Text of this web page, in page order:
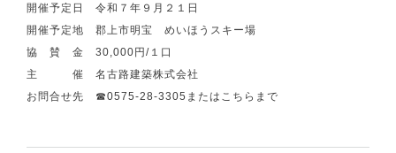
開催予定日 令和７年９月２１日
開催予定地 郡上市明宝 めいほうスキー場
協 賛 金 30,000円/１口
主 催 名古路建築株式会社
お問合せ先 ☎0575-28-3305または こちら まで